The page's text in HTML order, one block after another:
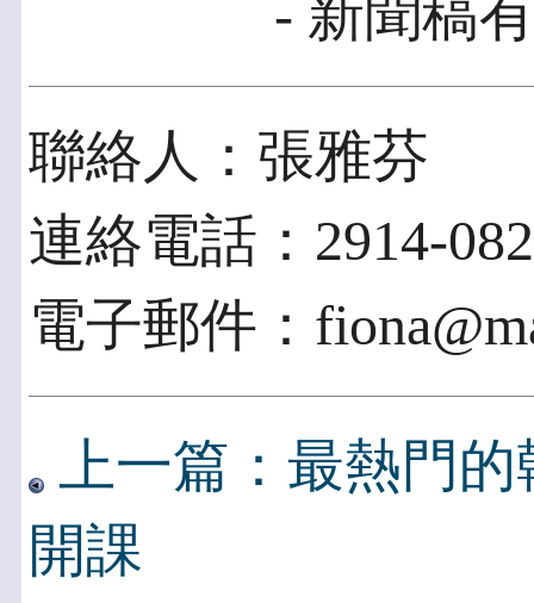
- 新聞稿
聯絡人：張雅芬
連絡電話：2914-
電子郵件：
上一篇：最熱門
開課